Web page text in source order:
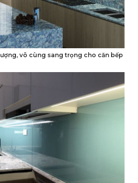
vô cùng sang trọng cho căn bếp